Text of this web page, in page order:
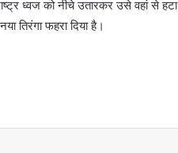
ध्वज को नीचे उतारकर उसे वहां से हटा
तिरंगा फहरा दिया है।